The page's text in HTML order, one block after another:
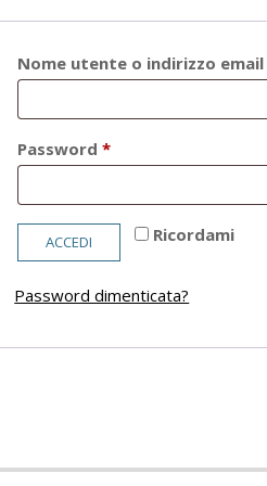
Nome utente o indirizzo
Password*Richiesto
Ricordami
ACCEDI
Password dimenticata?